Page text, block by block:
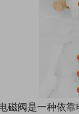
磁阀是一种依